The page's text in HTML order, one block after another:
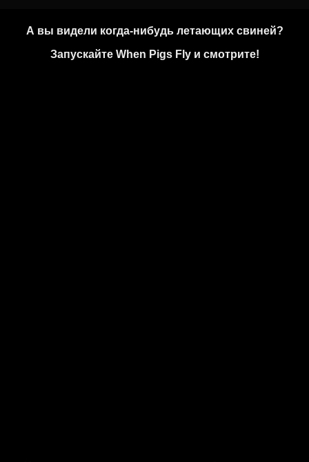
А вы видели когда-нибудь летающих свиней?
Запускайте When Pigs Fly и смотрите!